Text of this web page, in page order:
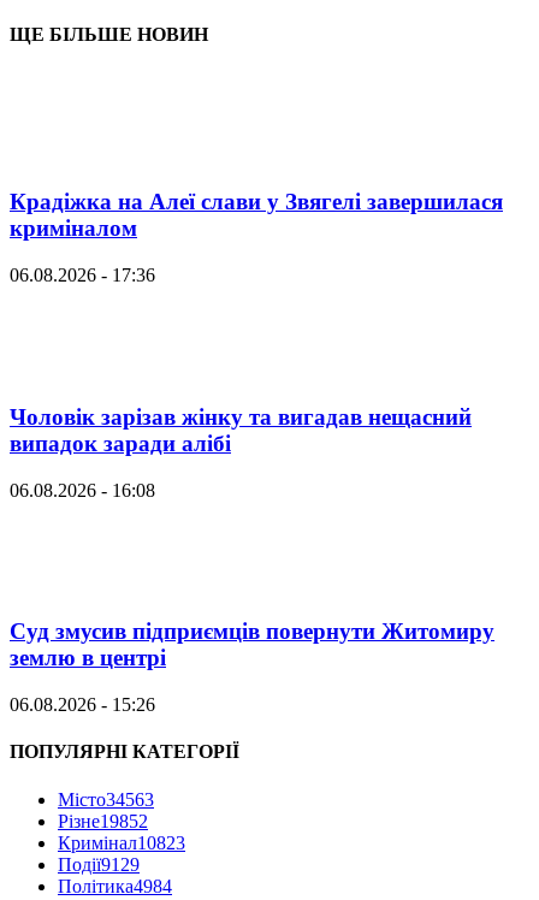
ЩЕ БІЛЬШЕ НОВИН
Крадіжка на Алеї слави у Звягелі завершилася
криміналом
06.08.2026 - 17:36
Чоловік зарізав жінку та вигадав нещасний
випадок заради алібі
06.08.2026 - 16:08
Суд змусив підприємців повернути Житомиру
землю в центрі
06.08.2026 - 15:26
ПОПУЛЯРНІ КАТЕГОРІЇ
Місто34563
Різне19852
Кримінал10823
Події9129
Політика4984